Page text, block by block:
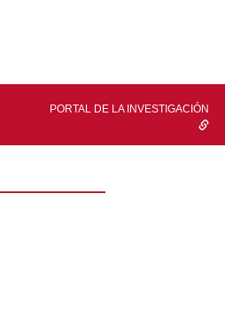
PORTAL DE LA INVESTIGACIÓN